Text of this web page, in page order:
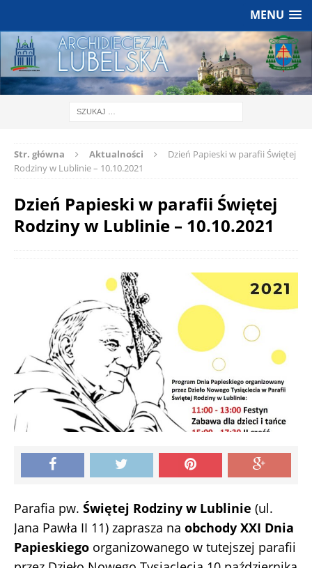
MENU
Str. główna Aktualności
Dzień Papieski w parafii Świętej
Rodziny w Lublinie – 10.10.2021
Dzień Papieski w parafii Świętej
Rodziny w Lublinie – 10.10.2021
Parafia pw. Świętej Rodziny w Lublinie (ul.
Jana Pawła II 11) zaprasza na obchody XXI Dnia
Papieskiego organizowanego w tutejszej parafii